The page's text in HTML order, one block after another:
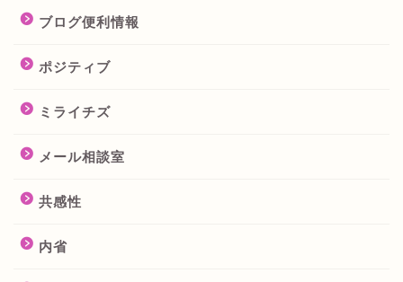
ブログ便利情報
ポジティブ
ミライチズ
メール相談室
共感性
内省